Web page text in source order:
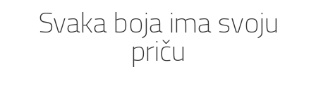
Svaka boja ima svoju
priču